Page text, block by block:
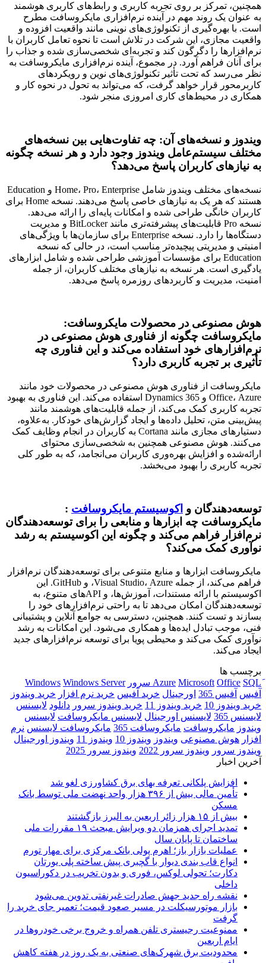
همچنین، تمرکز بر روی تجربه کاربری و رابط‌های کاربری هوشمند
به عنوان یک روند مهم در آینده نرم‌افزاری مایکروسافت مطرح
است. با بهره‌گیری از تکنولوژی‌های نوینی مانند واقعیت افزوده و
واقعیت مجازی، این شرکت در تلاش است تا نحوه تعامل کاربران با
نرم‌افزارها را دگرگون کند و تجربه‌ای شخصی‌سازی شده و جذاب را
برای آنان فراهم آورد. در مجموع، آینده نرم‌افزاری مایکروسافت به
نظر می‌رسد که تحت تأثیر تکنولوژی‌های نوین و رویکردهای
کاربرمحور قرار خواهد گرفت، که می‌تواند به تحول در نحوه کار و
همکاری در محیط‌های کاری امروزی منجر شود.
ویندوز و نسخه‌های آن: چه تفاوت‌هایی بین نسخه‌های
مختلف سیستم‌عامل ویندوز وجود دارد و هر نسخه چگونه
به نیازهای کاربران پاسخ می‌دهد؟
نسخه‌های مختلف ویندوز شامل Home، Pro، Enterprise و Education
هستند که هر یک به نیازهای خاصی پاسخ می‌دهند. نسخه Home برای
کاربران خانگی طراحی شده و امکانات پایه‌ای را ارائه می‌دهد.
نسخه Pro قابلیت‌های پیشرفته‌تری مانند BitLocker و مدیریت
دستگاه‌ها را دارد. نسخه Enterprise برای سازمان‌ها با ویژگی‌های
امنیتی و مدیریتی پیچیده‌تر مناسب است، در حالی که نسخه
Education برای مؤسسات آموزشی طراحی شده و شامل ابزارهای
یادگیری است. هر نسخه به نیازهای مختلف کاربران، از جمله
امنیت، مدیریت و کاربردهای روزمره پاسخ می‌دهد.
هوش مصنوعی در محصولات مایکروسافت:
مایکروسافت چگونه از فناوری هوش مصنوعی در
نرم‌افزارهای خود استفاده می‌کند و این فناوری چه
تأثیری بر تجربه کاربری دارد؟
مایکروسافت از فناوری هوش مصنوعی در محصولات خود مانند
Office، Azure و Dynamics 365 استفاده می‌کند. این فناوری به بهبود
تجربه کاربری کمک می‌کند، از جمله قابلیت‌های هوشمند مانند
پیش‌بینی متن، تحلیل داده‌ها و ایجاد گزارش‌های خودکار. به‌علاوه،
دستیارهای مجازی مانند Cortana به کاربران در انجام وظایف کمک
می‌کنند. هوش مصنوعی همچنین به شخصی‌سازی محتوای
ارائه‌شده و افزایش بهره‌وری کاربران می‌انجامد، که به طور کلی
تجربه کاربری را بهبود می‌بخشد.
توسعه‌دهندگان و اکوسیستم مایکروسافت :
مایکروسافت چه ابزارها و منابعی را برای توسعه‌دهندگان
نرم‌افزار فراهم می‌کند و چگونه این اکوسیستم به رشد
نوآوری کمک می‌کند؟
مایکروسافت ابزارها و منابع متنوعی برای توسعه‌دهندگان نرم‌افزار
فراهم می‌کند، از جمله Visual Studio، Azure، و GitHub. این
اکوسیستم با ارائه مستندات، آموزش‌ها، و APIهای متنوع، به
توسعه‌دهندگان امکان می‌دهد تا به راحتی نرم‌افزارهای خود را
بسازند و تست کنند. همچنین، دسترسی به جوامع آنلاین و پشتیبانی
فنی، موجب تبادل ایده‌ها و همکاری می‌شود. این امکانات به رشد
نوآوری کمک می‌کند و محیطی پویا برای توسعه نرم‌افزارهای جدید
ایجاد می‌کند.
برچسب ها
Microsoft Office SQL سرور Windows Windows Server
آفیس آفیس 365 اورجینال خرید آفیس خرید نرم افزار خرید ویندوز
خرید ویندوز 10
خرید ویندوز 11 خرید ویندوز سرور دانلود لایسنس
لایسنس 365
لایسنس اورجینال لایسنس مایکروسافت لایسنس
ویندوز مایکروسافت مایکروسافت 365 مایکروسافت لایسنس نرم‌
افزار هوش مصنوعی ویندوز ویندوز 10 ویندوز 11
ویندوز اورجینال
ویندوز سرور ویندوز سرور 2022
ویندوز سرور 2025
آخرین اخبار
افزایش پلکانی تعرفه بهای برق کشاورزی لغو شد
تأمین مالی بیش از ۳۹۶ هزار واحد نهضت ملی توسط بانک
مسکن
بیش از ۱۵ هزار زائر اربعین به البرز بازگشتند
تمدید اجرای همزمان دو ویرایش مبحث ۱۹ مقررات ملی
ساختمان تا پایان سال
عملیات بازار باز؛ اهرم پولی بانک مرکزی برای مهار تورم
انواع قاب بندی دیوار با گچبری پیش ساخته پلی یورتان
دکارت؛ تحولی لوکس، فوری و بدون تخریب در دکوراسیون
داخلی
نقشه راه جدید جهش صادرات غیرنفتی تدوین می‌شود
بازار موتورسیکلت در مسیر صعود قیمت؛ تعمیر جای خرید را
گرفت
ممنوعیت رجیستری تلفن همراه و خروج برخی خودروها در
ایام اربعین
محدودیت برق شهرک‌های صنعتی به یک روز در هفته کاهش